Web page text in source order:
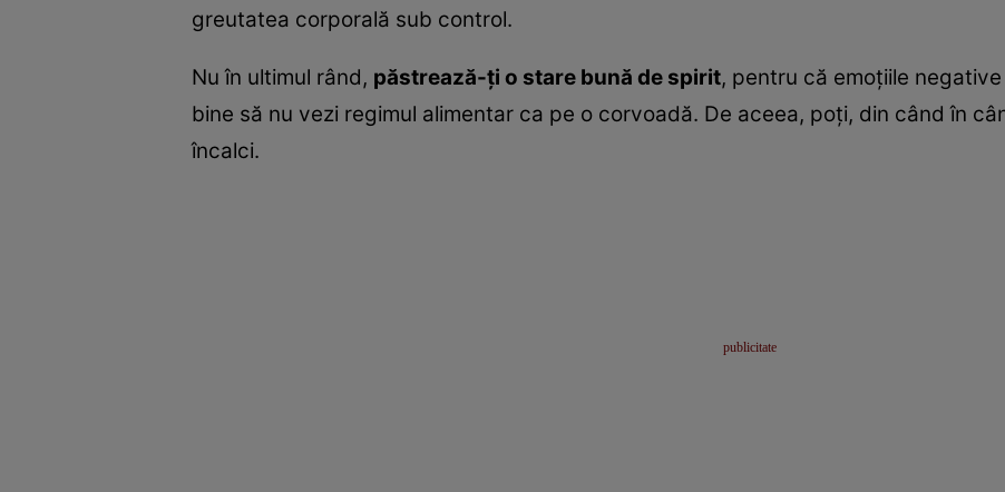
greutatea corporală sub control.
Nu în ultimul rând, păstrează-ţi o stare bună de spirit, pentru că emoţiile
bine să nu vezi regimul alimentar ca pe o corvoadă. De aceea, poţi, din când în
încalci.